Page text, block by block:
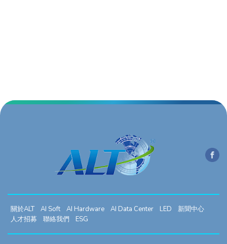
關於ALT AI Soft AI Hardware AI Data Center LED
新聞中心
人才招募
聯絡我們 ESG